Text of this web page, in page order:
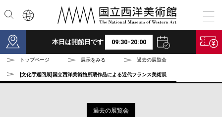
本日は開館日です 09:30-20:00
トップページ 展示をみる 過去の展覧会
[文化庁巡回展]国立西洋美術館所蔵作品による近代フランス美術展
過去の展覧会